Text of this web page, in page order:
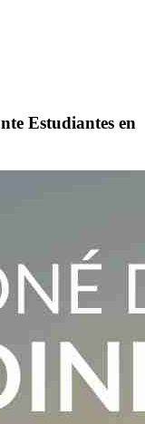
Estudiantes en